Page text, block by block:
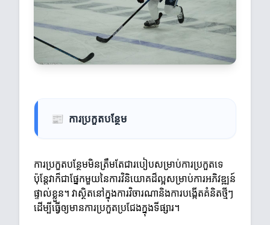
📰 ការប្រកួតបន្ថែម
ការប្រកួតបន្ថែមមិនត្រឹមតែជារបៀបសម្រាប់ការប្រកួតទេ
ប៉ុន្តែវាក៏ជាផ្នែកមួយនៃការវិនិយោគដ៏ល្អសម្រាប់ការអភិវឌ្ឍន៍
ផ្ទាល់ខ្លួន។ វាស្ថិតនៅក្នុងការវិចារណានិងការបង្កើតគំនិតថ្មីៗ
ដើម្បីធ្វើឲ្យមានការប្រកួតប្រជែងក្នុងទីផ្សារ។